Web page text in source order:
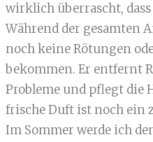
wirklich überrascht,
Während der gesamten
noch keine Rötungen
bekommen. Er entfernt
Probleme und pflegt die
frische Duft ist noch ein
Im Sommer werde ich